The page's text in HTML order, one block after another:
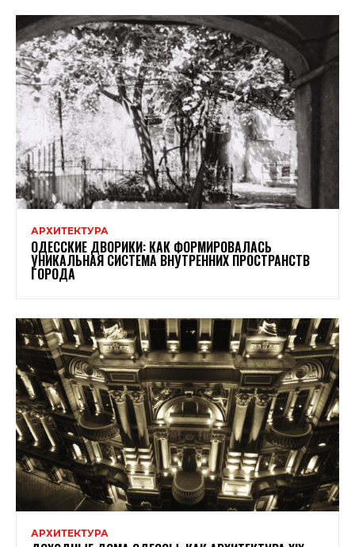
АРХИТЕКТУРА
ОДЕССКИЕ ДВОРИКИ: КАК ФОРМИРОВАЛАСЬ
УНИКАЛЬНАЯ СИСТЕМА ВНУТРЕННИХ ПРОСТРАНСТВ
ГОРОДА
АРХИТЕКТУРА